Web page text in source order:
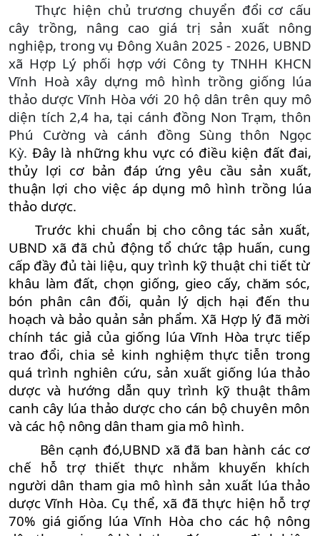
Thực hiện chủ trương chuyển đổi cơ cấu
cây trồng, nâng cao giá trị sản xuất nông
nghiệp, trong vụ Đông Xuân 2025 - 2026, UBND
xã Hợp Lý phối hợp với Công ty TNHH KHCN
Vĩnh Hoà xây dựng mô hình trồng giống lúa
thảo dược Vĩnh Hòa với 20 hộ dân trên quy mô
diện tích 2,4 ha, tại cánh đồng Non Trạm, thôn
Phú Cường và cánh đồng Sùng thôn Ngọc
Kỳ. Đây là những khu vực có điều kiện đất đai,
thủy lợi cơ bản đáp ứng yêu cầu sản xuất,
thuận lợi cho việc áp dụng mô hình trồng lúa
thảo dược.
Trước khi chuẩn bị cho công tác sản xuất,
UBND xã đã chủ động tổ chức tập huấn, cung
cấp đầy đủ tài liệu, quy trình kỹ thuật chi tiết từ
khâu làm đất, chọn giống, gieo cấy, chăm sóc,
bón phân cân đối, quản lý dịch hại đến thu
hoạch và bảo quản sản phẩm. Xã Hợp lý đã mời
chính tác giả của giống lúa Vĩnh Hòa trực tiếp
trao đổi, chia sẻ kinh nghiệm thực tiễn trong
quá trình nghiên cứu, sản xuất giống lúa thảo
dược và hướng dẫn quy trình kỹ thuật thâm
canh cây lúa thảo dược cho cán bộ chuyên môn
và các hộ nông dân tham gia mô hình.
Bên cạnh đó,UBND xã đã ban hành các cơ
chế hỗ trợ thiết thực nhằm khuyến khích
người dân tham gia mô hình sản xuất lúa thảo
dược Vĩnh Hòa. Cụ thể, xã đã thực hiện hỗ trợ
70% giá giống lúa Vĩnh Hòa cho các hộ nông